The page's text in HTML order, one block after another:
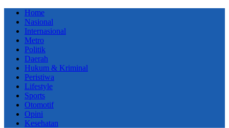
Home
Nasional
Internasional
Metro
Politik
Daerah
Hukum & Kriminal
Peristiwa
Lifestyle
Sports
Otomotif
Opini
Kesehatan